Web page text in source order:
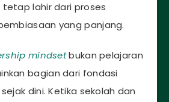
lahir dari proses
yang panjang.
mindsetbukan pelajaran
bagian dari fondasi
dini. Ketika sekolah dan